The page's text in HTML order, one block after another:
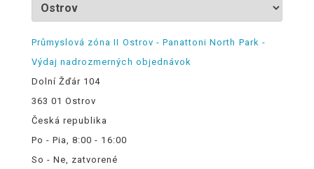
Průmyslová zóna II Ostrov - Panattoni North Park -
Výdaj nadrozmerných objednávok
Dolní Žďár 104
363 01 Ostrov
Česká republika
Po - Pia, 8:00 - 16:00
So - Ne, zatvorené